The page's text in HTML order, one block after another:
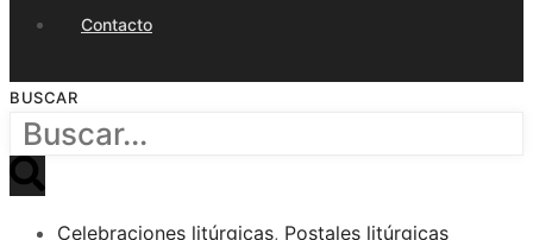
Contacto
BUSCAR
Celebraciones litúrgicas, Postales litúrgicas